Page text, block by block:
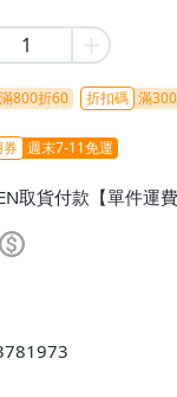
滿800折60 折扣碼 滿
券 週末7-11免運
取貨付款【單件運
$1298免運費】、7-
免運費】、萊爾富取
滿5件或消費滿
配/貨運【單件運費